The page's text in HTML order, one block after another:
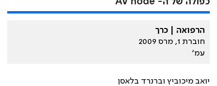
כפולה של ה- AV node
הרפואה | כרך
חוברת 1, מרס 2009
עמ׳
יואב מיכוביץ וברנרד בלאסן